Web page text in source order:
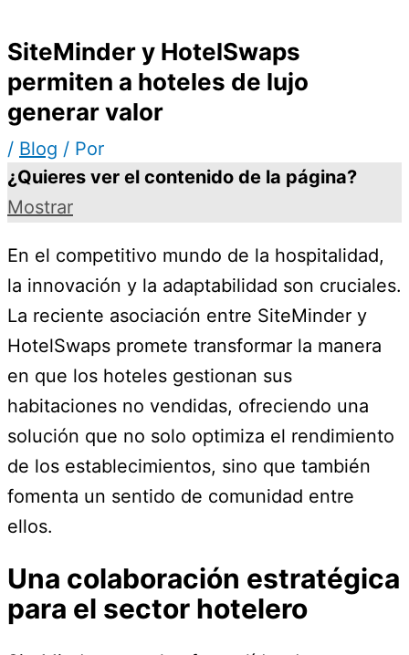
SiteMinder y HotelSwaps
permiten a hoteles de lujo
generar valor
/ Blog / Por
¿Quieres ver el contenido de la página?
Mostrar
En el competitivo mundo de la hospitalidad,
la innovación y la adaptabilidad son cruciales.
La reciente asociación entre SiteMinder y
HotelSwaps promete transformar la manera
en que los hoteles gestionan sus
habitaciones no vendidas, ofreciendo una
solución que no solo optimiza el rendimiento
de los establecimientos, sino que también
fomenta un sentido de comunidad entre
ellos.
Una colaboración estratégica
para el sector hotelero